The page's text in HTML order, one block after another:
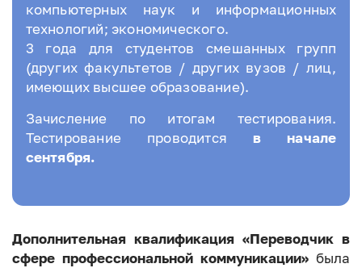
компьютерных наук и информационных
технологий; экономического.
3 года для студентов смешанных групп
(других факультетов / других вузов / лиц,
имеющих высшее образование).
Зачисление по итогам тестирования.
Тестирование проводится в начале
сентября.
Дополнительная квалификация «Переводчик в
сфере профессиональной коммуникации»была